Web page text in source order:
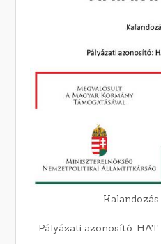
Pályázati azonosító: